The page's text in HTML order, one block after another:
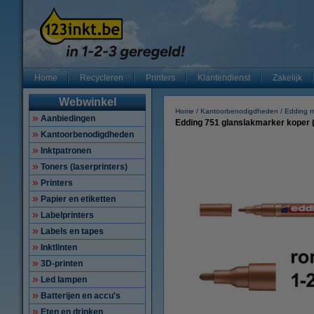
Home Recycleren Printers Klantendienst Zakelijk
Webwinkel
Aanbiedingen
Kantoorbenodigdheden
Inktpatronen
Toners (laserprinters)
Printers
Papier en etiketten
Labelprinters
Labels en tapes
Inktlinten
3D-printen
Led lampen
Batterijen en accu's
Eten en drinken
Home Kantoorbenodigdheden Edding
Edding 751 glanslakmarker koper